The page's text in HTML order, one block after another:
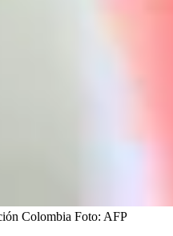
Colombia Foto: AFP